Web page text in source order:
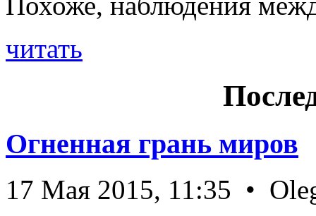
читать
Огненная грань миров
17 Мая 2015, 11:35 •